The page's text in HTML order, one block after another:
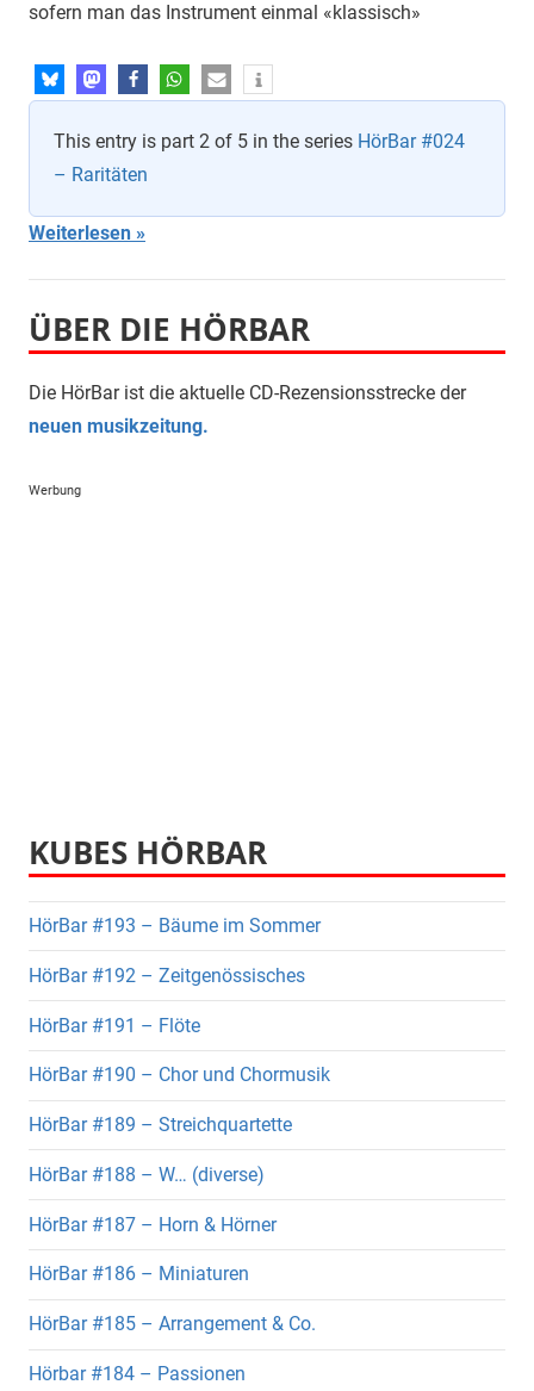
sofern man das Instrument einmal «klassisch»
This entry is part 2 of 5 in the series HörBar #024
– Raritäten
Weiterlesen
ÜBER DIE HÖRBAR
Die HörBar ist die aktuelle CD-Rezensionsstrecke der
neuen musikzeitung.
Werbung
KUBES HÖRBAR
HörBar #193 – Bäume im Sommer
HörBar #192 – Zeitgenössisches
HörBar #191 – Flöte
HörBar #190 – Chor und Chormusik
HörBar #189 – Streichquartette
HörBar #188 – W… (diverse)
HörBar #187 – Horn & Hörner
HörBar #186 – Miniaturen
HörBar #185 – Arrangement & Co.
Hörbar #184 – Passionen